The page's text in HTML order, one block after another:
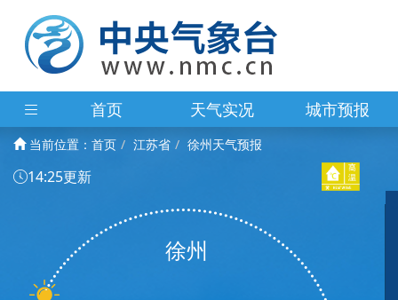
首页 天气实况 城市预报
当前位置： 首页 江苏省 徐州天气预报
14:25更新
徐州